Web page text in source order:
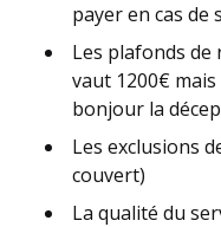
payer en cas de
Les plafonds
vaut 1200€
bonjour la
Les exclusions
couvert)
La qualité du